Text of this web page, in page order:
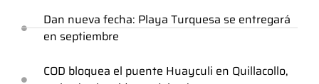
Dan nueva fecha: Playa Turquesa se entregará
en septiembre
COD bloquea el puente Huayculi en Quillacollo,